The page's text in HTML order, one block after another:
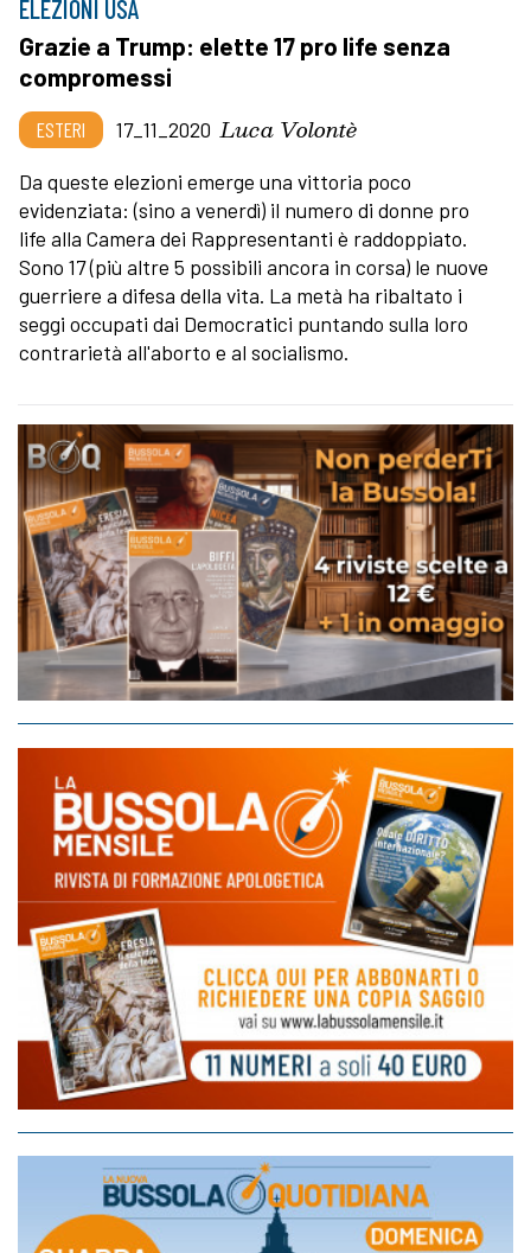
ELEZIONI USA
Grazie a Trump: elette 17 pro life senza
compromessi
ESTERI 17_11_2020 Luca Volontè
Da queste elezioni emerge una vittoria poco
evidenziata: (sino a venerdì) il numero di donne pro
life alla Camera dei Rappresentanti è raddoppiato.
Sono 17 (più altre 5 possibili ancora in corsa) le nuove
guerriere a difesa della vita. La metà ha ribaltato i
seggi occupati dai Democratici puntando sulla loro
contrarietà all'aborto e al socialismo.